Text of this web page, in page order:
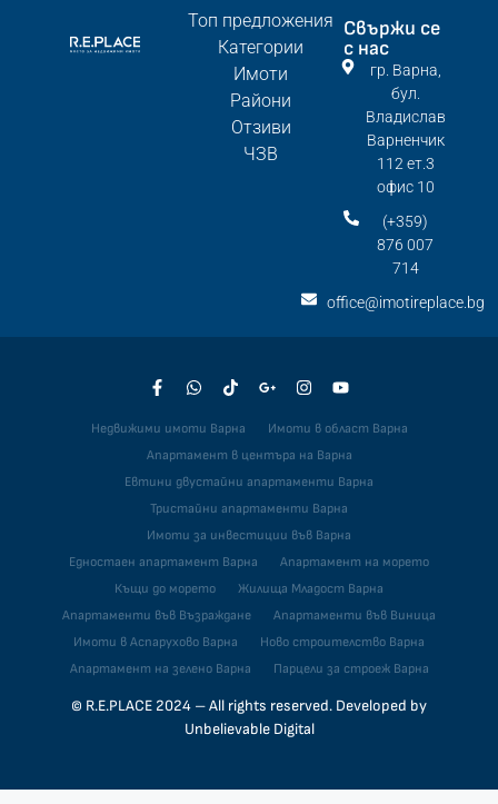
Топ предложения
Категории
Имоти
Райони
Отзиви
ЧЗВ
Свържи се
с нас
гр. Варна,
бул.
Владислав
Варненчик
112 ет.3
офис 10
(+359)
876 007
714
office@imotireplace.bg
© R.E.PLACE 2024 – All rights reserved. Developed by
Unbelievable Digital
Недвижими имоти Варна
Имоти в област Варна
Апартамент в центъра на Варна
Евтини двустайни апартаменти Варна
Тристайни апартаменти Варна
Имоти за инвестиции във Варна
Едностаен апартамент Варна
Апартамент на морето
Къщи до морето
Жилища Младост Варна
Апартаменти във Възраждане
Апартаменти във Виница
Имоти в Аспарухово Варна
Ново строителство Варна
Апартамент на зелено Варна
Парцели за строеж Варна